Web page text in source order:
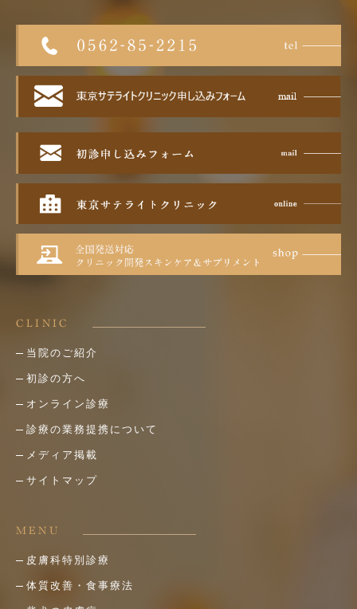
CLINIC
当院のご紹介
初診の方へ
オンライン診療
診療の業務提携について
メディア掲載
サイトマップ
MENU
皮膚科特別診療
体質改善・食事療法